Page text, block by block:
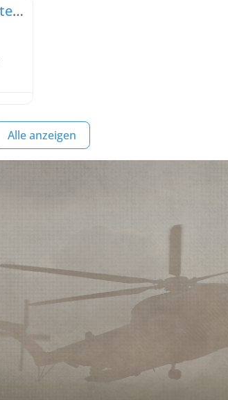
Praxis für Kinder- und Jugendlichepsychotherapie Steffes-mies
Alle anzeigen